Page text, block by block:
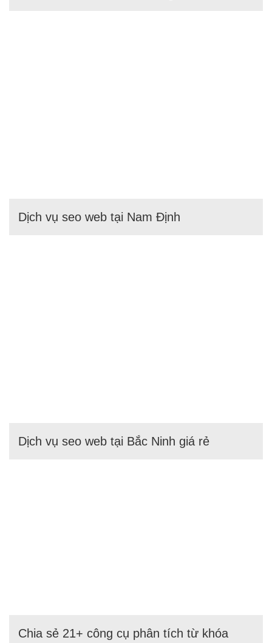
Dịch vụ seo web tại Nam Định
Dịch vụ seo web tại Bắc Ninh giá rẻ
Chia sẻ 21+ công cụ phân tích từ khóa